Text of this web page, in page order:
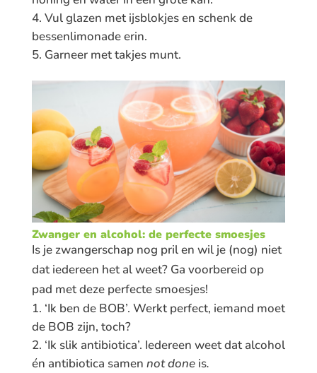
Vul glazen met ijsblokjes en schenk de
bessenlimonade erin.
Garneer met takjes munt.
Zwanger en alcohol: de perfecte smoesjes
Is je zwangerschap nog pril en wil je (nog) niet
dat iedereen het al weet? Ga voorbereid op
pad met deze perfecte smoesjes!
‘Ik ben de BOB’. Werkt perfect, iemand moet
de BOB zijn, toch?
‘Ik slik antibiotica’. Iedereen weet dat alcohol
én antibiotica samen not done is.